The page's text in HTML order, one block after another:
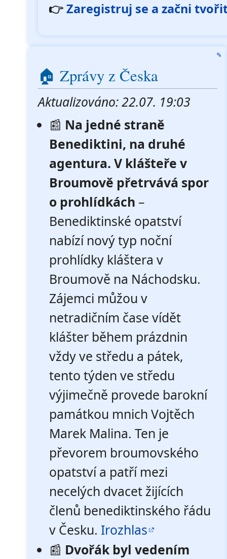
👉Zaregistruj se a začni
✎
🏠 Zprávy z Česka
Aktualizováno: 22.07. 19:03
📰 Na jedné straně
Benediktini, na druhé
agentura. V klášteře v
Broumově přetrvává spor
o prohlídkách –
Benediktinské opatství
nabízí nový typ noční
prohlídky kláštera v
Broumově na Náchodsku.
Zájemci můžou v
netradičním čase vídět
klášter během prázdnin
vždy ve středu a pátek,
tento týden ve středu
výjimečně provede barokní
památkou mnich Vojtěch
Marek Malina. Ten je
převorem broumovského
opatství a patří mezi
necelých dvacet žijících
členů benediktinského řádu
v Česku. Irozhlas
📰 Dvořák byl vedením